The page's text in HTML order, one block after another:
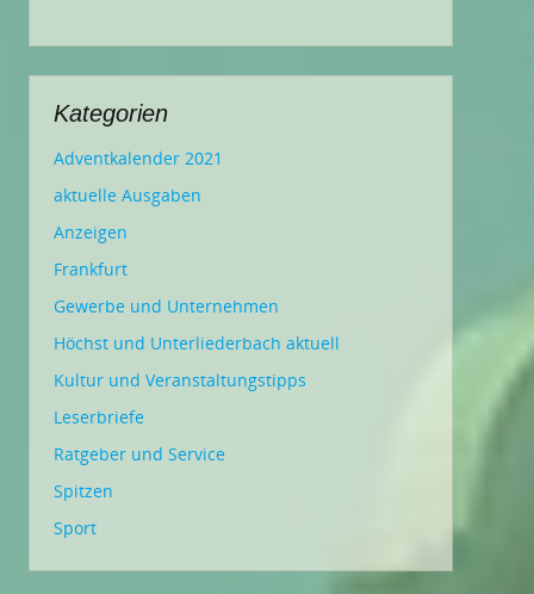
Kategorien
Adventkalender 2021
aktuelle Ausgaben
Anzeigen
Frankfurt
Gewerbe und Unternehmen
Höchst und Unterliederbach aktuell
Kultur und Veranstaltungstipps
Leserbriefe
Ratgeber und Service
Spitzen
Sport